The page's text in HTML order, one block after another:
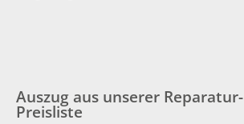
Auszug aus unserer
Preisliste